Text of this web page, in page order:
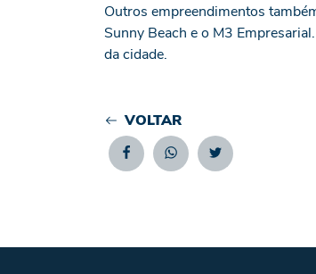
Outros empreendimentos
Sunny Beach e o M3
da cidade.
VOLTAR
FacebookWhatsappTwitter